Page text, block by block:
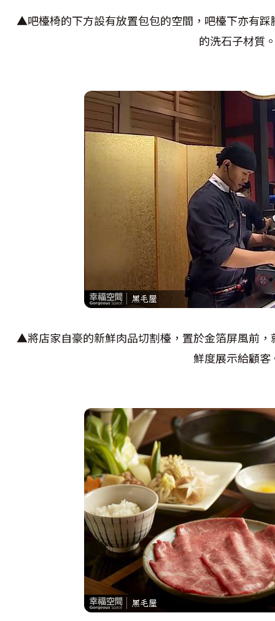
▲吧檯椅的下方設有放置包包的空間，吧檯下亦有
的洗石子材質
▲將店家自豪的新鮮肉品切割檯，置於金箔屏風前
鮮度展示給顧客